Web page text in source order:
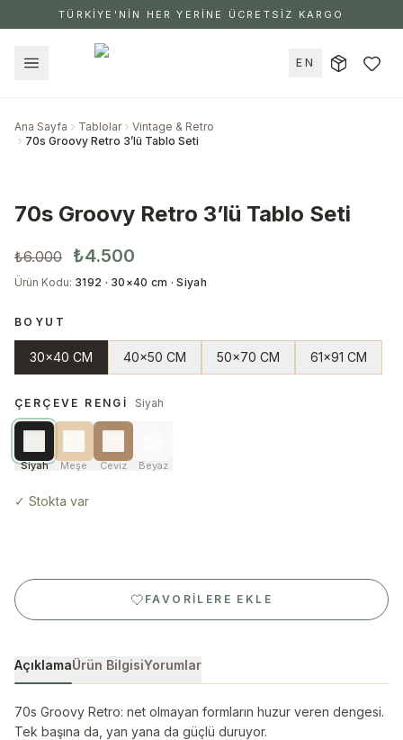
TÜRKİYE'NİN HER YERİNE ÜCRETSİZ KARGO
EN
Ana Sayfa Tablolar
Vintage & Retro
70s Groovy Retro 3’lü Tablo Seti
70s Groovy Retro 3’lü Tablo Seti
₺6.000 ₺4.500
Ürün Kodu: 3192 · 30×40 cm · Siyah
BOYUT
30x40 CM 40x50 CM 50x70 CM 61x91 CM
ÇERÇEVE RENGI Siyah
Siyah Meşe Ceviz Beyaz
✓ Stokta var
FAVORILERE EKLE
AçıklamaÜrün BilgisiYorumlar
70s Groovy Retro: net olmayan formların huzur veren dengesi.
Tek başına da, yan yana da güçlü duruyor.